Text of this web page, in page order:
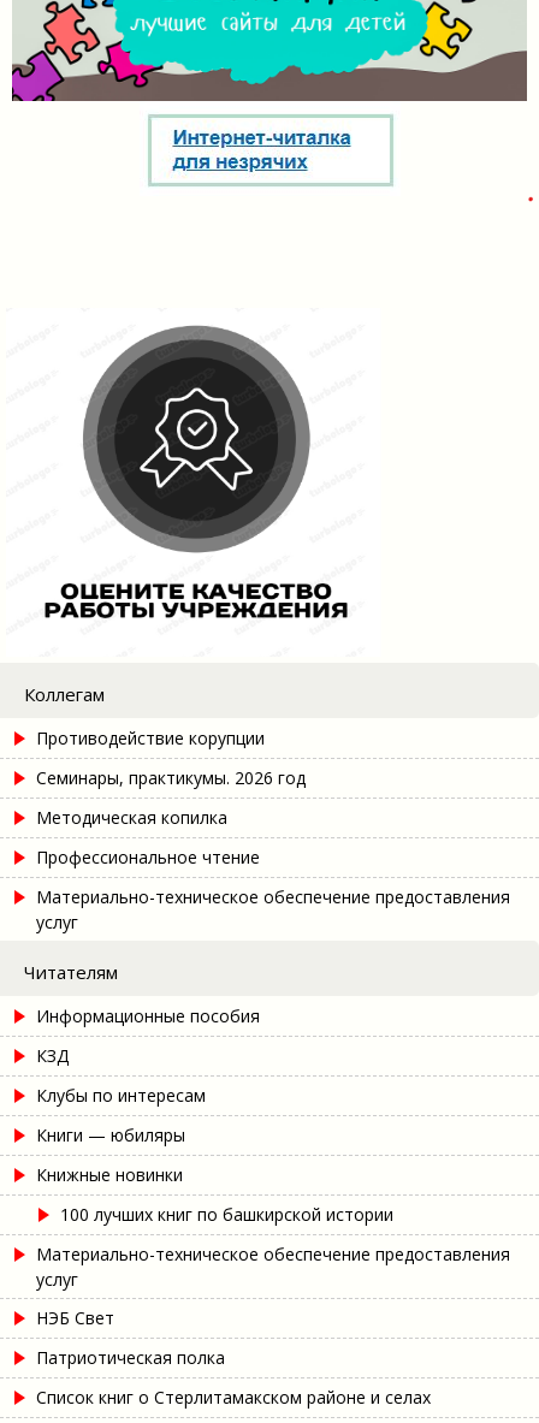
Коллегам
Противодействие корупции
Семинары, практикумы. 2026 год
Методическая копилка
Профессиональное чтение
Материально-техническое обеспечение предоставления
услуг
Читателям
Информационные пособия
КЗД
Клубы по интересам
Книги — юбиляры
Книжные новинки
100 лучших книг по башкирской истории
Материально-техническое обеспечение предоставления
услуг
НЭБ Свет
Патриотическая полка
Список книг о Стерлитамакском районе и селах